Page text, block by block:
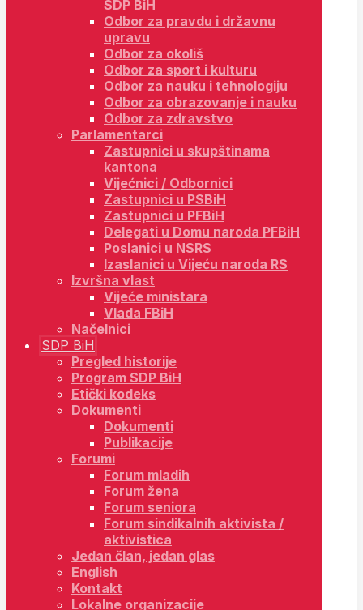
SDP BiH
Odbor za pravdu i državnu
upravu
Odbor za okoliš
Odbor za sport i kulturu
Odbor za nauku i tehnologiju
Odbor za obrazovanje i nauku
Odbor za zdravstvo
Parlamentarci
Zastupnici u skupštinama
kantona
Vijećnici / Odbornici
Zastupnici u PSBiH
Zastupnici u PFBiH
Delegati u Domu naroda PFBiH
Poslanici u NSRS
Izaslanici u Vijeću naroda RS
Izvršna vlast
Vijeće ministara
Vlada FBiH
Načelnici
SDP BiH
Pregled historije
Program SDP BiH
Etički kodeks
Dokumenti
Dokumenti
Publikacije
Forumi
Forum mladih
Forum žena
Forum seniora
Forum sindikalnih aktivista /
aktivistica
Jedan član, jedan glas
English
Kontakt
Lokalne organizacije